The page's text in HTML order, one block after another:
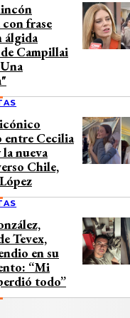
frase
álgida
Campillai
entre Cecilia
nueva
Chile,
Tevex,
en su
“Mi
todo”